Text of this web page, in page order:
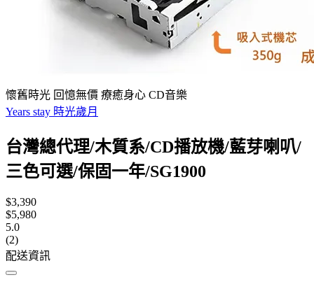
懷舊時光 回憶無價 療癒身心 CD音樂
Years stay 時光歲月
台灣總代理/木質系/CD播放機/藍芽喇叭/
三色可選/保固一年/SG1900
$3,390
$5,980
5.0
(2)
配送資訊